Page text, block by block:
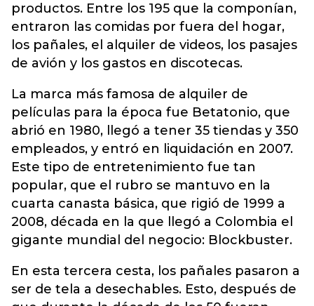
productos. Entre los 195 que la componían,
entraron las comidas por fuera del hogar,
los pañales, el alquiler de videos, los pasajes
de avión y los gastos en discotecas.
La marca más famosa de alquiler de
películas para la época fue Betatonio, que
abrió en 1980, llegó a tener 35 tiendas y 350
empleados, y entró en liquidación en 2007.
Este tipo de entretenimiento fue tan
popular, que el rubro se mantuvo en la
cuarta canasta básica, que rigió de 1999 a
2008, década en la que llegó a Colombia el
gigante mundial del negocio: Blockbuster.
En esta tercera cesta, los pañales pasaron a
ser de tela a desechables. Esto, después de